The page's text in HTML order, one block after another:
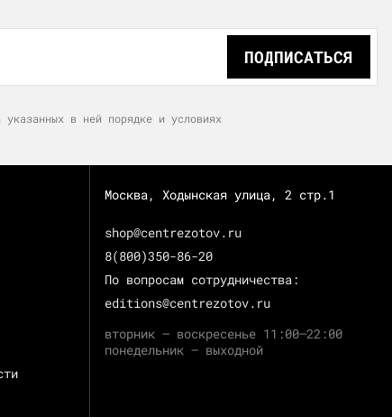
ПОДПИСАТЬСЯ
в ней порядке и условиях
Москва, Ходынская улица, 2 стр.1
shop@centrezotov.ru
8(800)350-86-20
По вопросам сотрудничества:
editions@centrezotov.ru
вторник — воскресенье 11:00–22:00
понедельник — выходной